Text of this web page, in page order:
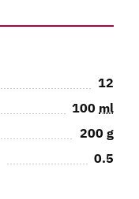
12
100 ml
200 g
0.5